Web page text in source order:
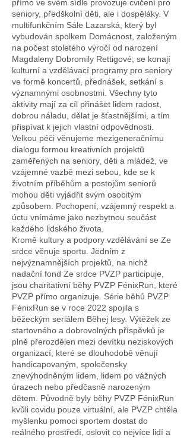
přímo ve svém sídle provozuje cvičení pro
seniory, předškolní děti, ale i dospěláky. V
multifunkčním Sále Lazarská, který byl
vybudován spolkem Domácnost, založeným
na počest stoletého výročí od narození
Magdaleny Dobromily Rettigové, se konají
kulturní a vzdělávací programy pro seniory
ve formě koncertů, přednášek, setkání s
významnými osobnostmi. Všechny tyto
aktivity mají za cíl přinášet lidem radost,
dobrou náladu, dělat je šťastnějšími, a tím
přispívat k jejich vlastní odpovědnosti.
Velkou péči věnujeme mezigeneračnímu
dialogu formou kreativních projektů
zaměřených na seniory, děti a mládež, ve
vzájemné vazbě mezi sebou, kde se k
životním příběhům a postojům seniorů
mohou děti vyjádřit svým osobitým
způsobem. Pochopení, vzájemný respekt a
úctu vnímáme jako nezbytnou součást
každého lidského života.
Kromě kultury a podpory vzdělávání se Ze
srdce věnuje sportu. Jedním z
nejvýznamnějších projektů, na nichž
nadační fond Ze srdce PVZP participuje,
jsou charitativní běhy PVZP FénixRun, které
PVZP přímo organizuje. Série běhů PVZP
FénixRun se v roce 2022 spojila s
běžeckým seriálem Běhej lesy. Výtěžek ze
startovného a dobrovolných příspěvků je
plně přerozdělen mezi devítku neziskových
organizací, které se dlouhodobě věnují
handicapovaným, společensky
znevýhodněným lidem, lidem po vážných
úrazech nebo předčasně narozeným
dětem. Původně byly běhy PVZP FénixRun
kvůli covidu pouze virtuální, ale PVZP chtěla
myšlenku pomoci sportem dostat do
reálného prostředí, oslovit co nejvíce lidí a